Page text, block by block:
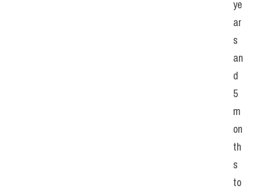
ye
ar
s
an
d
5
m
on
th
s
to